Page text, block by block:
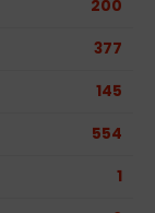
200
377
145
554
1